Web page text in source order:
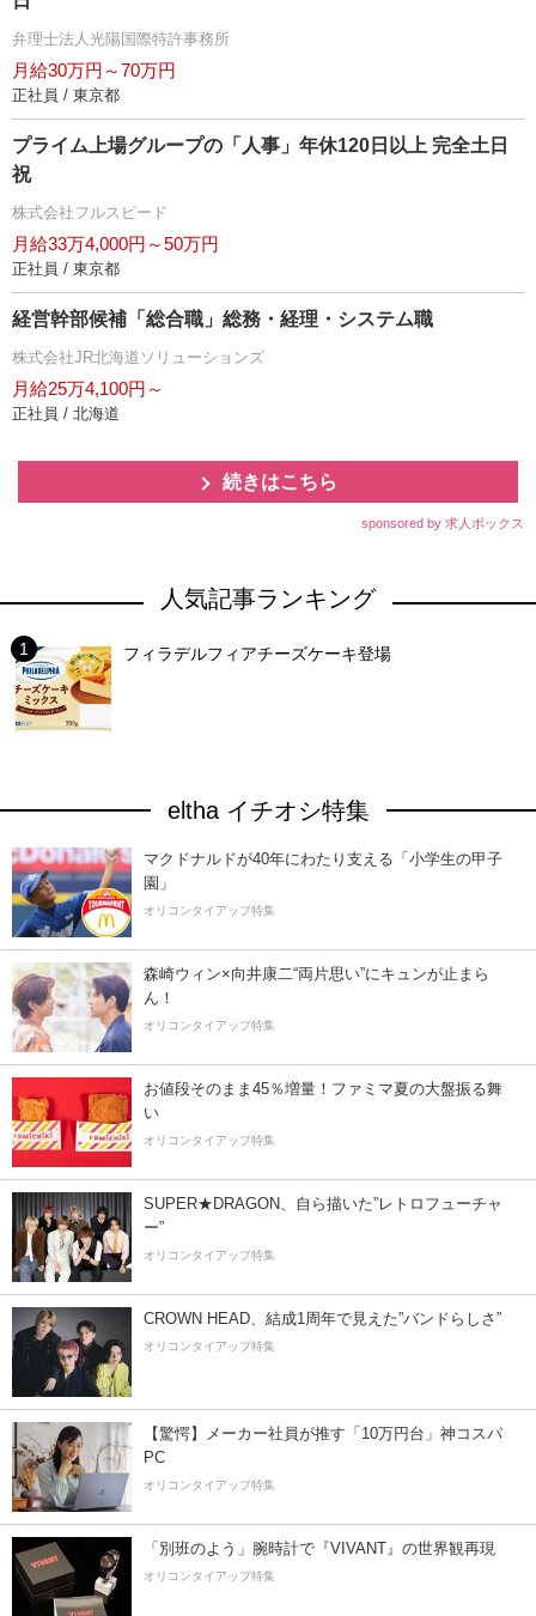
弁理士法人光陽国際特許事務所
月給30万円～70万円
正社員 / 東京都
プライム上場グループの「人事」年休120日以上 完全土日
祝
株式会社フルスピード
月給33万4,000円～50万円
正社員 / 東京都
経営幹部候補「総合職」総務・経理・システム職
株式会社JR北海道ソリューションズ
月給25万4,100円～
正社員 / 北海道
続きはこちら
sponsored by 求人ボックス
人気記事ランキング
フィラデルフィアチーズケーキ登場
eltha イチオシ特集
マクドナルドが40年にわたり支える「小学生の甲子
園」
オリコンタイアップ特集
森崎ウィン×向井康二“両片思い”にキュンが止まら
ん！
オリコンタイアップ特集
お値段そのまま45％増量！ファミマ夏の大盤振る舞
い
オリコンタイアップ特集
SUPER★DRAGON、自ら描いた”レトロフューチャ
ー”
オリコンタイアップ特集
CROWN HEAD、結成1周年で見えた”バンドらしさ”
オリコンタイアップ特集
【驚愕】メーカー社員が推す「10万円台」神コスパ
PC
オリコンタイアップ特集
「別班のよう」腕時計で『VIVANT』の世界観再現
オリコンタイアップ特集